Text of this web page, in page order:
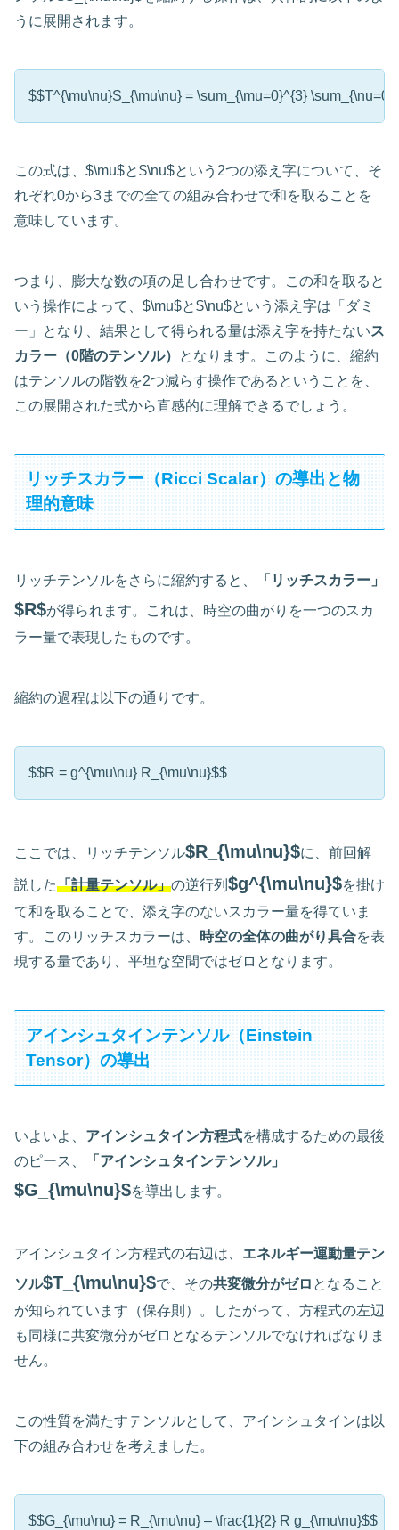
うに展開されます。
$$T^{\mu\nu}S_{\mu\nu} = \sum_{\mu=0}^{3}
この式は、$\mu$と$\nu$という2つの添え字について、そ
れぞれ0から3までの全ての組み合わせで和を取ることを
意味しています。
つまり、膨大な数の項の足し合わせです。この和を取ると
いう操作によって、$\mu$と$\nu$という添え字は「ダミ
ー」となり、結果として得られる量は添え字を持たないス
カラー（0階のテンソル）
となります。このように、縮約
はテンソルの階数を2つ減らす操作であるということを、
この展開された式から直感的に理解できるでしょう。
リッチスカラー（Ricci Scalar）の導出と物
理的意味
リッチテンソルをさらに縮約すると、 「リッチスカラー」
$R$が得られます。これは、時空の曲がりを一つのスカ
ラー量で表現したものです。
縮約の過程は以下の通りです。
$$R = g^{\mu\nu} R_{\mu\nu}$$
ここでは、リッチテンソル$R_{\mu\nu}$に、前回解
説した「計量テンソル」の逆行列 $g^{\mu\nu}$を掛け
て和を取ることで、添え字のないスカラー量を得ていま
す。このリッチスカラーは、
時空の全体の曲がり具合を表
現する量であり、平坦な空間ではゼロとなります。
アインシュタインテンソル（Einstein
Tensor）の導出
いよいよ、 アインシュタイン方程式を構成するための最後
のピース、
「アインシュタインテンソル」
$G_{\mu\nu}$を導出します。
アインシュタイン方程式の右辺は、 エネルギー運動量テン
ソル$T_{\mu\nu}$で、その共変微分がゼロ となること
が知られています（保存則）。したがって、方程式の左辺
も同様に共変微分がゼロとなるテンソルでなければなりま
せん。
この性質を満たすテンソルとして、アインシュタインは以
下の組み合わせを考えました。
$$G_{\mu\nu} = R_{\mu\nu} – \frac{1}{2} R g_{\mu\nu}$$